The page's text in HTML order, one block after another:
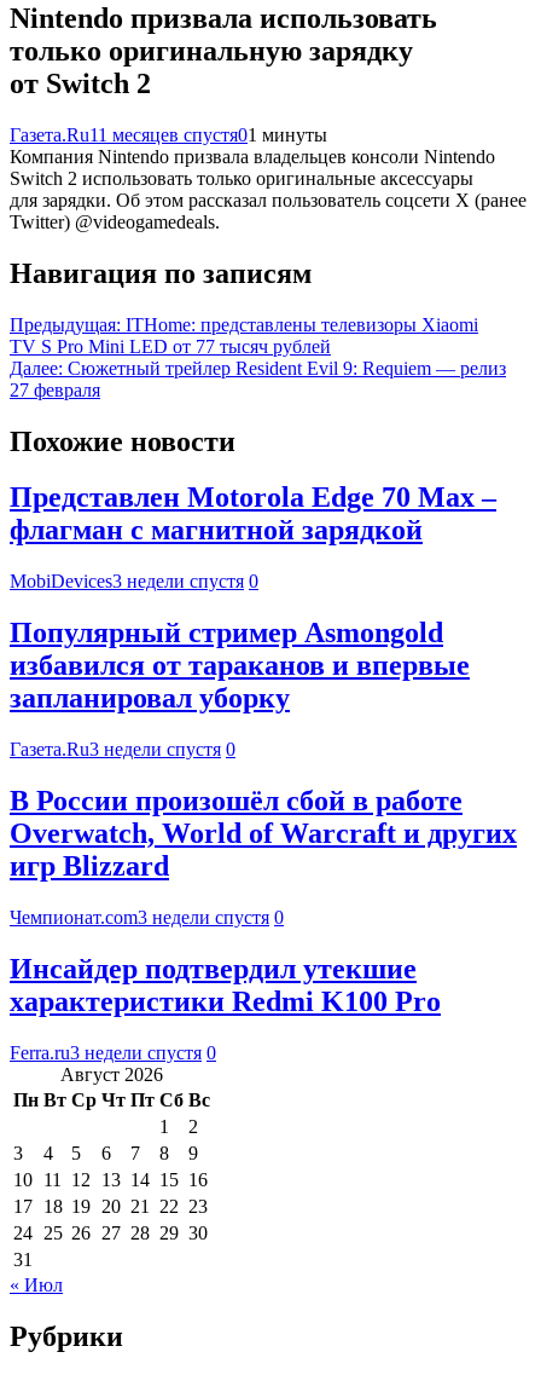
Nintendo призвала использовать
только оригинальную зарядку
от Switch 2
Газета.Ru11 месяцев спустя01 минуты
Компания Nintendo призвала владельцев консоли Nintendo
Switch 2 использовать только оригинальные аксессуары
для зарядки. Об этом рассказал пользователь соцсети X (ранее
Twitter) @videogamedeals.
Навигация по записям
Предыдущая: ITHome: представлены телевизоры Xiaomi
TV S Pro Mini LED от 77 тысяч рублей
Далее: Сюжетный трейлер Resident Evil 9: Requiem — релиз
27 февраля
Похожие новости
Представлен Motorola Edge 70 Max –
флагман с магнитной зарядкой
MobiDevices3 недели спустя 0
Популярный стример Asmongold
избавился от тараканов и впервые
запланировал уборку
Газета.Ru3 недели спустя 0
В России произошёл сбой в работе
Overwatch, World of Warcraft и других
игр Blizzard
Чемпионат.com3 недели спустя 0
Инсайдер подтвердил утекшие
характеристики Redmi K100 Pro
Ferra.ru3 недели спустя 0
Август 2026
Пн Вт Ср Чт Пт Сб Вс
1
2
3
4 5 6 7 8
9
10 11 12 13 14 15 16
17 18 19 20 21 22 23
24 25 26 27 28 29 30
31
« Июл
Рубрики